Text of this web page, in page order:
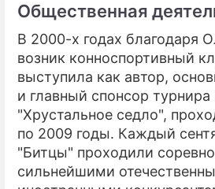
Общественная
В 2000-х годах благодаря
возник конноспортивный
выступила как автор,
и главный спонсор турнира
"Хрустальное седло",
по 2009 годы. Каждый
"Битцы" проходили
сильнейшими